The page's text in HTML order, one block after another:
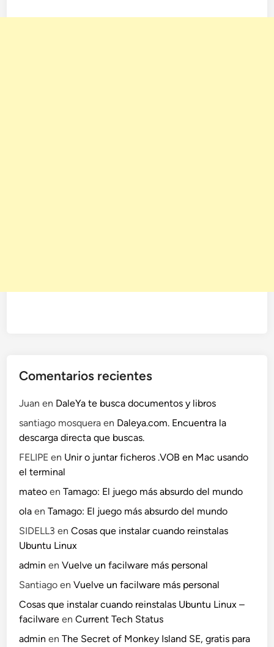
Comentarios recientes
Juan en DaleYa te busca documentos y libros
santiago mosquera en Daleya.com. Encuentra la
descarga directa que buscas.
FELIPE en Unir o juntar ficheros .VOB en Mac usando
el terminal
mateo enTamago: El juego más absurdo del mundo
ola enTamago: El juego más absurdo del mundo
SIDELL3 enCosas que instalar cuando reinstalas
Ubuntu Linux
admin enVuelve un facilware más personal
Santiago enVuelve un facilware más personal
Cosas que instalar cuando reinstalas Ubuntu Linux –
facilware enCurrent Tech Status
admin enThe Secret of Monkey Island SE, gratis para